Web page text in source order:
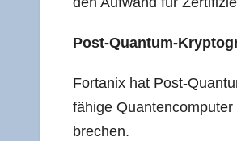
Post-Quan­tum-
Forta­nix hat Post-
fä­hi­ge
brechen.